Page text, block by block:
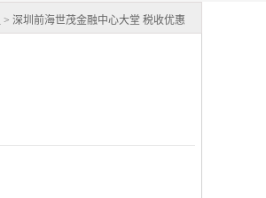
> 深圳前海世茂金融中心大堂 税收优惠